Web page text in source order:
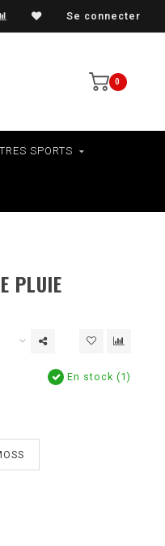
SEULEMENTSe connecter
0
SPORTS
PLUIE
En stock (1)